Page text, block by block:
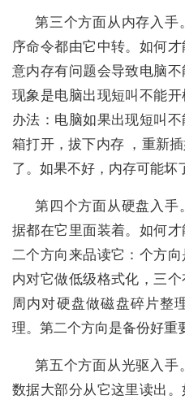
第三个方面从内存入手
序命令都由它中转。如何
意内存有问题会导致电脑
现象是电脑出现短叫不能
办法：电脑如果出现短叫
箱打开，拔下内存 ，重新
了。如果不好，内存可能坏
第四个方面从硬盘入手
据都在它里面装着。如何
二个方向来品读它：个方
内对它做低级格式化，三
周内对硬盘做磁盘碎片整
理。第二个方向是备份好重
第五个方面从光驱入
数据大部分从它这里读出